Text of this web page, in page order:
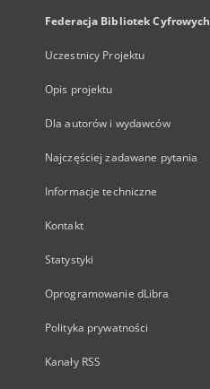
Federacja Bibliotek Cyfrowych
Uczestnicy Projektu
Opis projektu
Dla autorów i wydawców
Najczęściej zadawane pytania
Informacje techniczne
Kontakt
Statystyki
Oprogramowanie dLibra
Polityka prywatności
Kanały RSS